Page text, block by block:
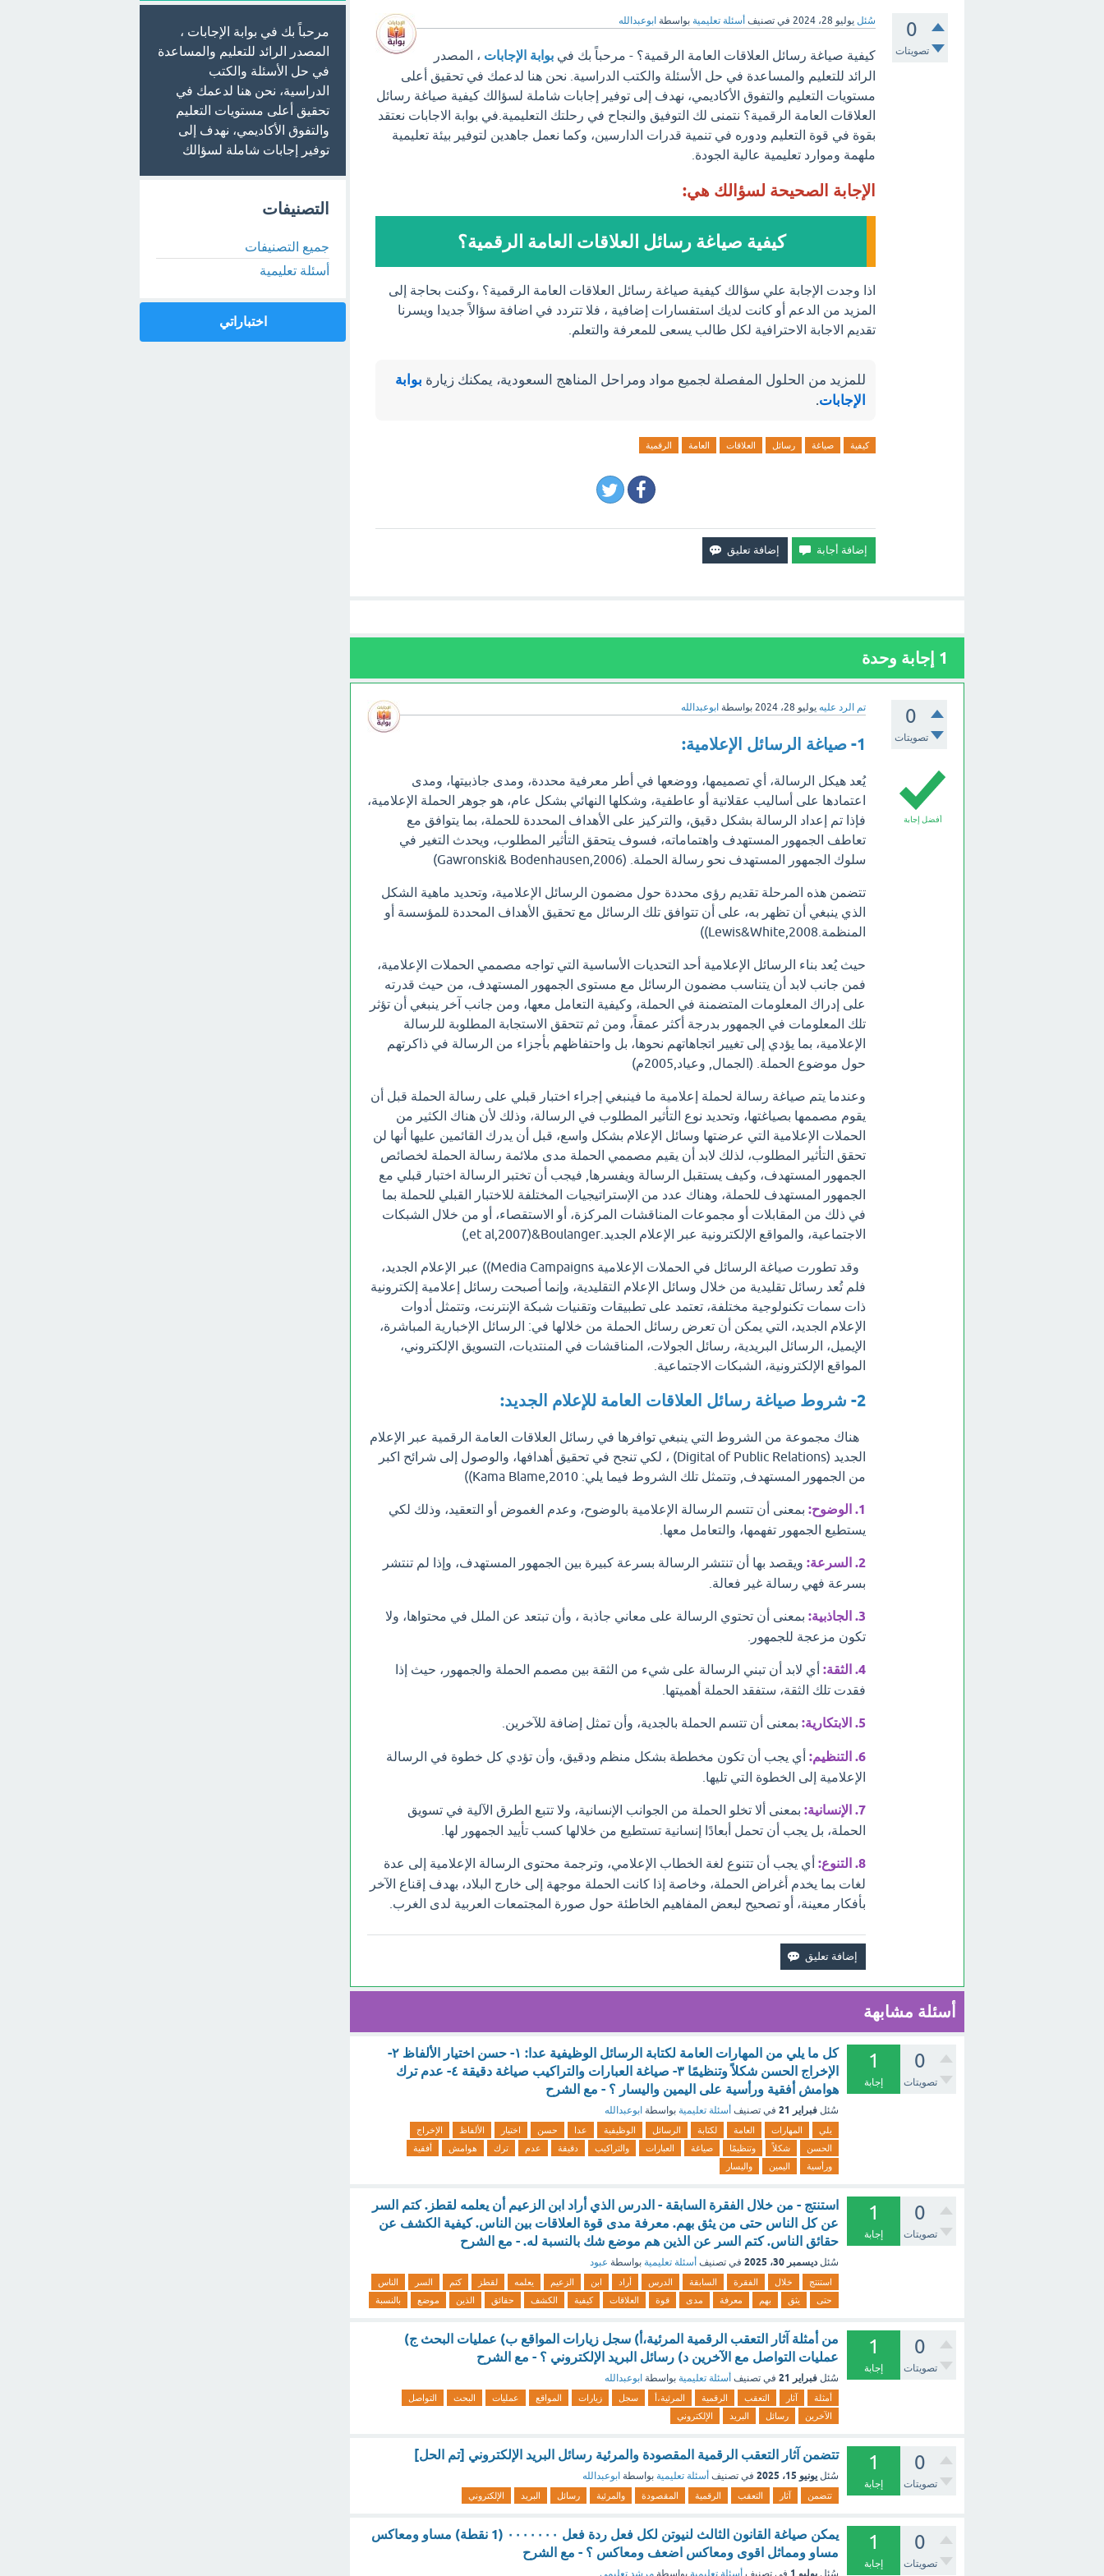
0
تصويتات
سُئل يوليو 28، 2024 في تصنيف أسئلة تعليمية بواسطة ابوعبدالله
كيفية صياغة رسائل العلاقات العامة الرقمية؟ - مرحباً بك في بوابة الإجابات ، المصدر
الرائد للتعليم والمساعدة في حل الأسئلة والكتب الدراسية. نحن هنا لدعمك في تحقيق أعلى
مستويات التعليم والتفوق الأكاديمي، نهدف إلى توفير إجابات شاملة لسؤالك كيفية صياغة رسائل
العلاقات العامة الرقمية؟ نتمنى لك التوفيق والنجاح في رحلتك التعليمية.في بوابة الاجابات نعتقد
بقوة في قوة التعليم ودوره في تنمية قدرات الدارسين، وكما نعمل جاهدين لتوفير بيئة تعليمية
ملهمة وموارد تعليمية عالية الجودة.
الإجابة الصحيحة لسؤالك هي:
كيفية صياغة رسائل العلاقات العامة الرقمية؟
اذا وجدت الإجابة علي سؤالك كيفية صياغة رسائل العلاقات العامة الرقمية؟ ،وكنت بحاجة إلى
المزيد من الدعم أو كانت لديك استفسارات إضافية ، فلا تتردد في اضافة سؤالاً جديدا ويسرنا
تقديم الاجابة الاحترافية لكل طالب يسعى للمعرفة والتعلم.
للمزيد من الحلول المفصلة لجميع مواد ومراحل المناهج السعودية، يمكنك زيارة بوابة
الإجابات.
كيفية صياغة رسائل العلاقات العامة الرقمية
1 إجابة وحدة
0
تصويتات
تم الرد عليه يوليو 28، 2024 بواسطة ابوعبدالله
أفضل إجابة
1- صياغة الرسائل الإعلامية:
يُعد هيكل الرسالة، أي تصميمها، ووضعها في أطر معرفية محددة، ومدى جاذبيتها، ومدى
اعتمادها على أساليب عقلانية أو عاطفية، وشكلها النهائي بشكل عام، هو جوهر الحملة الإعلامية،
فإذا تم إعداد الرسالة بشكل دقيق، والتركيز على الأهداف المحددة للحملة، بما يتوافق مع
تعاطف الجمهور المستهدف واهتماماته، فسوف يتحقق التأثير المطلوب، ويحدث التغير في
سلوك الجمهور المستهدف نحو رسالة الحملة. (Gawronski& Bodenhausen,2006)
تتضمن هذه المرحلة تقديم رؤى محددة حول مضمون الرسائل الإعلامية، وتحديد ماهية الشكل
الذي ينبغي أن تظهر به، على أن تتوافق تلك الرسائل مع تحقيق الأهداف المحددة للمؤسسة أو
المنظمة.Lewis&White,2008))
حيث يُعد بناء الرسائل الإعلامية أحد التحديات الأساسية التي تواجه مصممي الحملات الإعلامية،
فمن جانب لابد أن يتناسب مضمون الرسائل مع مستوى الجمهور المستهدف، من حيث قدرته
على إدراك المعلومات المتضمنة في الحملة، وكيفية التعامل معها، ومن جانب آخر ينبغي أن تؤثر
تلك المعلومات في الجمهور بدرجة أكثر عمقاً، ومن ثم تتحقق الاستجابة المطلوبة للرسالة
الإعلامية، بما يؤدي إلى تغيير اتجاهاتهم نحوها، بل واحتفاظهم بأجزاء من الرسالة في ذاكرتهم
حول موضوع الحملة. (الجمال, وعياد,2005م)
وعندما يتم صياغة رسالة لحملة إعلامية ما فينبغي إجراء اختبار قبلي على رسالة الحملة قبل أن
يقوم مصممها بصياغتها، وتحديد نوع التأثير المطلوب في الرسالة، وذلك لأن هناك الكثير من
الحملات الإعلامية التي عرضتها وسائل الإعلام بشكل واسع، قبل أن يدرك القائمين عليها أنها لن
تحقق التأثير المطلوب، لذلك لابد أن يقيم مصممي الحملة مدى ملائمة رسالة الحملة لخصائص
الجمهور المستهدف، وكيف يستقبل الرسالة ويفسرها, فيجب أن تختبر الرسالة اختبار قبلي مع
الجمهور المستهدف للحملة، وهناك عدد من الإستراتيجيات المختلفة للاختبار القبلي للحملة بما
في ذلك من المقابلات أو مجموعات المناقشات المركزة، أو الاستقصاء، أو من خلال الشبكات
الاجتماعية، والمواقع الإلكترونية عبر الإعلام الجديد.et al,2007)&Boulanger,)
وقد تطورت صياغة الرسائل في الحملات الإعلامية Media Campaigns)) عبر الإعلام الجديد،
فلم تُعد رسائل تقليدية من خلال وسائل الإعلام التقليدية، وإنما أصبحت رسائل إعلامية إلكترونية
ذات سمات تكنولوجية مختلفة، تعتمد على تطبيقات وتقنيات شبكة الإنترنت، وتتمثل أدوات
الإعلام الجديد، التي يمكن أن تعرض رسائل الحملة من خلالها في: الرسائل الإخبارية المباشرة،
الإيميل، الرسائل البريدية، رسائل الجولات، المناقشات في المنتديات، التسويق الإلكتروني،
المواقع الإلكترونية، الشبكات الاجتماعية.
2- شروط صياغة رسائل العلاقات العامة للإعلام الجديد:
هناك مجموعة من الشروط التي ينبغي توافرها في رسائل العلاقات العامة الرقمية عبر الإعلام
الجديد (Digital of Public Relations) ، لكي تنجح في تحقيق أهدافها، والوصول إلى شرائح اكبر
من الجمهور المستهدف, وتتمثل تلك الشروط فيما يلي: Kama Blame,2010))
1. الوضوح:
بمعنى أن تتسم الرسالة الإعلامية بالوضوح، وعدم الغموض أو التعقيد، وذلك لكي
يستطيع الجمهور تفهمها، والتعامل معها.
2. السرعة:
ويقصد بها أن تنتشر الرسالة بسرعة كبيرة بين الجمهور المستهدف، وإذا لم تنتشر
بسرعة فهي رسالة غير فعالة.
3. الجاذبية:
بمعنى أن تحتوي الرسالة على معاني جاذبة ، وأن تبتعد عن الملل في محتواها، ولا
تكون مزعجة للجمهور.
4. الثقة:
أي لابد أن تبني الرسالة على شيء من الثقة بين مصمم الحملة والجمهور، حيث إذا
فقدت تلك الثقة، ستفقد الحملة أهميتها.
5. الابتكارية: بمعنى أن تتسم الحملة بالجدية، وأن تمثل إضافة للآخرين.
6. التنظيم:
أي يجب أن تكون مخططة بشكل منظم ودقيق، وأن تؤدي كل خطوة في الرسالة
الإعلامية إلى الخطوة التي تليها.
7. الإنسانية:
بمعنى ألا تخلو الحملة من الجوانب الإنسانية، ولا تتبع الطرق الآلية في تسويق
الحملة، بل يجب أن تحمل أبعادًا إنسانية تستطيع من خلالها كسب تأييد الجمهور لها.
8. التنوع:
أي يجب أن تتنوع لغة الخطاب الإعلامي، وترجمة محتوى الرسالة الإعلامية إلى عدة
لغات بما يخدم أغراض الحملة، وخاصة إذا كانت الحملة موجهة إلى خارج البلاد، بهدف إقناع الآخر
بأفكار معينة، أو تصحيح لبعض المفاهيم الخاطئة حول صورة المجتمعات العربية لدى الغرب.
أسئلة مشابهة
0
تصويتات
1
إجابة
كل ما يلي من المهارات العامة لكتابة الرسائل الوظيفية عدا: ١- حسن اختيار الألفاظ ٢-
الإخراج الحسن شكلاً وتنظيمًا ٣- صياغة العبارات والتراكيب صياغة دقيقة ٤- عدم ترك
هوامش أفقية ورأسية على اليمين واليسار ؟ - مع الشرح
سُئل فبراير 21 في تصنيف أسئلة تعليمية بواسطة ابوعبدالله
يلي المهارات العامة لكتابة الرسائل الوظيفية عدا حسن اختيار الألفاظ
الإخراج
الحسن
شكلاً وتنظيمًا صياغة العبارات والتراكيب دقيقة عدم ترك هوامش
أفقية
ورأسية
اليمين واليسار
0
تصويتات
1
إجابة
استنتج - من خلال الفقرة السابقة - الدرس الذي أراد ابن الزعيم أن يعلمه لقطز. كتم السر
عن كل الناس حتى من يثق بهم. معرفة مدى قوة العلاقات بين الناس. كيفية الكشف عن
حقائق الناس. كتم السر عن الذين هم موضع شك بالنسبة له. - مع الشرح
سُئل ديسمبر 30، 2025 في تصنيف أسئلة تعليمية بواسطة عبود
استنتج خلال الفقرة السابقة الدرس أراد ابن الزعيم يعلمه لقطز كتم السر
الناس
حتى
يثق بهم معرفة مدى قوة العلاقات كيفية الكشف حقائق الذين موضع بالنسبة
0
تصويتات
1
إجابة
من أمثلة آثار التعقب الرقمية المرئية،أ) سجل زيارات المواقع ب) عمليات البحث ج)
عمليات التواصل مع الآخرين د) رسائل البريد الإلكتروني ؟ - مع الشرح
سُئل فبراير 21 في تصنيف أسئلة تعليمية بواسطة ابوعبدالله
أمثلة آثار التعقب الرقمية المرئية،أ سجل زيارات المواقع عمليات البحث
التواصل
الآخرين
رسائل البريد الإلكتروني
0
تصويتات
1
إجابة
تتضمن آثار التعقب الرقمية المقصودة والمرئية رسائل البريد الإلكتروني [تم الحل]
سُئل يونيو 15، 2025 في تصنيف أسئلة تعليمية بواسطة ابوعبدالله
تتضمن آثار التعقب الرقمية المقصودة والمرئية رسائل البريد الإلكتروني
0
تصويتات
1
إجابة
يمكن صياغة القانون الثالث لنيوتن لكل فعل ردة فعل ٠٠٠٠٠٠٠ (1 نقطة) مساو ومعاكس
مساو ومماثل اقوى ومعاكس اضعف ومعاكس ؟ - مع الشرح
سُئل يوليو 1 في تصنيف أسئلة تعليمية بواسطة مرشد تعليمي
مرحباً بك في بوابة الإجابات ،
المصدر الرائد للتعليم والمساعدة
في حل الأسئلة والكتب
الدراسية، نحن هنا لدعمك في
تحقيق أعلى مستويات التعليم
والتفوق الأكاديمي، نهدف إلى
توفير إجابات شاملة لسؤالك
التصنيفات
جميع التصنيفات
أسئلة تعليمية
اختباراتي